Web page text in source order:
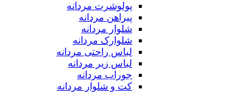
پولوشرت مردانه
پیراهن مردانه
شلوار مردانه
شلوارک مردانه
لباس راحتی مردانه
لباس زیر مردانه
جوراب مردانه
کت و شلوار مردانه